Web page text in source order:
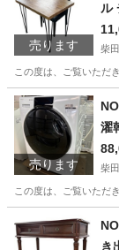
売ります
ル
柴
この度は、ご覧いただ
宮城 柴田郡
売ります
濯
中
柴
この度は、ご覧いただ
柴田郡
き